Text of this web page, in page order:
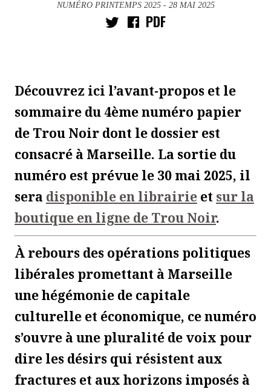
NUMÉRO PRINTEMPS 2025 - 28 MAI 2025
PDF
Découvrez ici l’avant-propos et le
sommaire du 4ème numéro papier
de Trou Noir dont le dossier est
consacré à Marseille. La sortie du
numéro est prévue le 30 mai 2025, il
sera disponible en librairie et sur la
boutique en ligne de Trou Noir.
À rebours des opérations politiques
libérales promettant à Marseille
une hégémonie de capitale
culturelle et économique, ce numéro
s’ouvre à une pluralité de voix pour
dire les désirs qui résistent aux
fractures et aux horizons imposés à